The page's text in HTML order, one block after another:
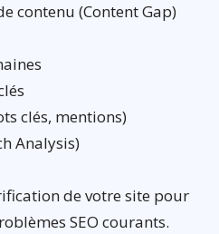
contenu (Content Gap)
clés, mentions)
Analysis)
de votre site pour
SEO courants.